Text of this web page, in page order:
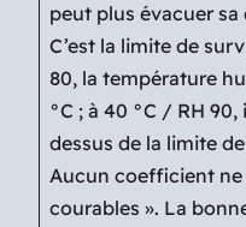
peut plus évacuer sa
C’est la limite de
80, la température
°C ; à 40 °C / RH
dessus de la limite
Aucun coefficient
courables ». La